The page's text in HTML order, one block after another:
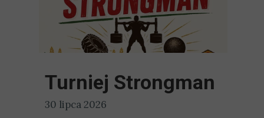
Turniej Strongman
30 lipca 2026